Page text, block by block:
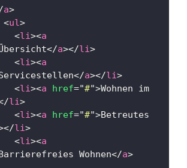
a>
<ul>
<li><a
</a></li>
<li><a
</a></li>
<li><a href="#">Wohnen im
li>
<li><a href="#">Betreutes
</li>
<li><a
Wohnen</a>